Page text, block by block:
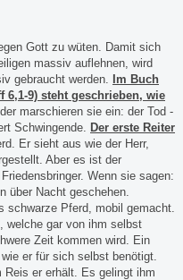
Gott zu wüten. Damit sich
massiv auflehnen, wird
gebraucht werden.
Im Buch
6,1-9) steht geschrieben, wie
marschieren sie ein: der Tod -
Schwingende.
Der erste Reiter
Er sieht aus wie der Herr,
Aber es ist der
Wenn sie sagen:
über Nacht geschehen.
schwarze Pferd, mobil gemacht.
welche gar von ihm selbst
Zeit kommen wird. Ein
er für sich selbst benötigt.
Reis er erhält. Es gelingt ihm